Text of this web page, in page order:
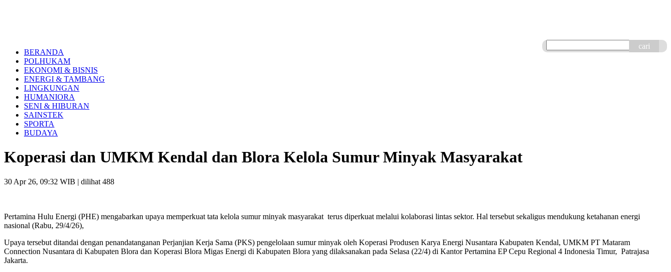
cari
BERANDA
POLHUKAM
EKONOMI & BISNIS
ENERGI & TAMBANG
LINGKUNGAN
HUMANIORA
SENI & HIBURAN
SAINSTEK
SPORTA
BUDAYA
Koperasi dan UMKM Kendal dan Blora Kelola Sumur Minyak Masyarakat
30 Apr 26, 09:32 WIB | dilihat 488
Pertamina Hulu Energi (PHE) mengabarkan upaya memperkuat tata kelola sumur minyak masyarakat terus diperkuat melalui kolaborasi lintas sektor. Hal tersebut sekaligus mendukung ketahanan energi
nasional (Rabu, 29/4/26),
Upaya tersebut ditandai dengan penandatanganan Perjanjian Kerja Sama (PKS) pengelolaan sumur minyak oleh Koperasi Produsen Karya Energi Nusantara Kabupaten Kendal, UMKM PT Mataram
Connection Nusantara di Kabupaten Blora dan Koperasi Blora Migas Energi di Kabupaten Blora yang dilaksanakan pada Selasa (22/4) di Kantor Pertamina EP Cepu Regional 4 Indonesia Timur, Patrajasa
Jakarta.